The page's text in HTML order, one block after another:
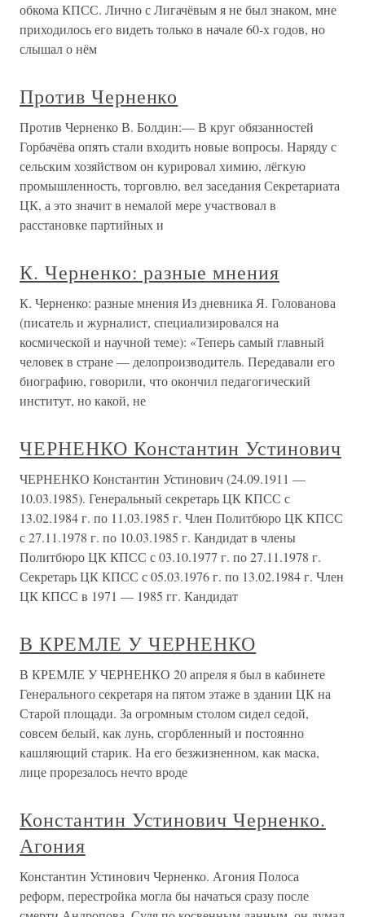
обкома КПСС. Лично с Лигачёвым я не был знаком, мне
приходилось его видеть только в начале 60-х годов, но
слышал о нём
Против Черненко
Против Черненко В. Болдин:— В круг обязанностей
Горбачёва опять стали входить новые вопросы. Наряду с
сельским хозяйством он курировал химию, лёгкую
промышленность, торговлю, вел заседания Секретариата
ЦК, а это значит в немалой мере участвовал в
расстановке партийных и
К. Черненко: разные мнения
К. Черненко: разные мнения Из дневника Я. Голованова
(писатель и журналист, специализировался на
космической и научной теме): «Теперь самый главный
человек в стране — делопроизводитель. Передавали его
биографию, говорили, что окончил педагогический
институт, но какой, не
ЧЕРНЕНКО Константин Устинович
ЧЕРНЕНКО Константин Устинович (24.09.1911 —
10.03.1985). Генеральный секретарь ЦК КПСС с
13.02.1984 г. по 11.03.1985 г. Член Политбюро ЦК КПСС
с 27.11.1978 г. по 10.03.1985 г. Кандидат в члены
Политбюро ЦК КПСС с 03.10.1977 г. по 27.11.1978 г.
Секретарь ЦК КПСС с 05.03.1976 г. по 13.02.1984 г. Член
ЦК КПСС в 1971 — 1985 гг. Кандидат
В КРЕМЛЕ У ЧЕРНЕНКО
В КРЕМЛЕ У ЧЕРНЕНКО 20 апреля я был в кабинете
Генерального секретаря на пятом этаже в здании ЦК на
Старой площади. За огромным столом сидел седой,
совсем белый, как лунь, сгорбленный и постоянно
кашляющий старик. На его безжизненном, как маска,
лице прорезалось нечто вроде
Константин Устинович Черненко.
Агония
Константин Устинович Черненко. Агония Полоса
реформ, перестройка могла бы начаться сразу после